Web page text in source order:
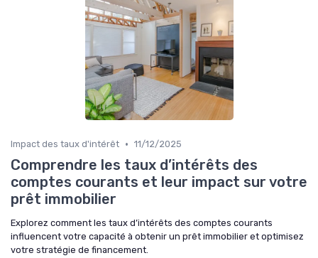
Impact des taux d'intérêt • 11/12/2025
Comprendre les taux d’intérêts des
comptes courants et leur impact sur votre
prêt immobilier
Explorez comment les taux d’intérêts des comptes courants
influencent votre capacité à obtenir un prêt immobilier et optimisez
votre stratégie de financement.